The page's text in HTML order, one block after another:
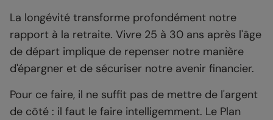
La longévité transforme profondément notre
rapport à la retraite. Vivre 25 à 30 ans après l'âge
de départ implique de repenser notre manière
d'épargner et de sécuriser notre avenir financier.
Pour ce faire, il ne suffit pas de mettre de l'argent
de côté : il faut le faire intelligemment. Le Plan